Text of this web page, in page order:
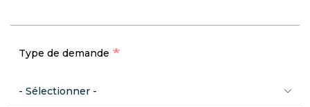
Type de demande